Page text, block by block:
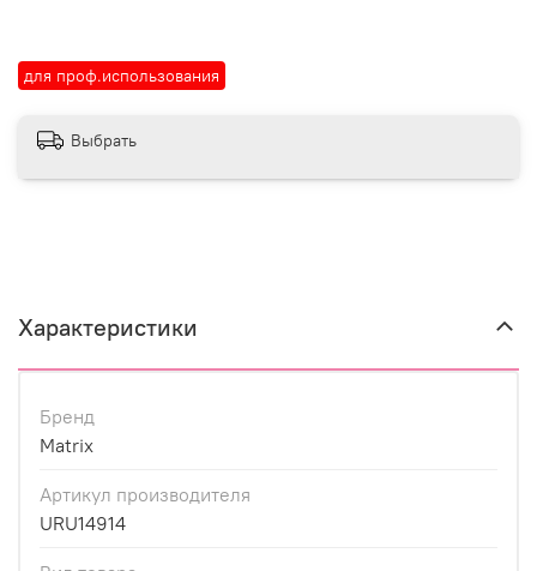
для проф.использования
Выбрать
Характеристики
Бренд
Matrix
Артикул производителя
URU14914